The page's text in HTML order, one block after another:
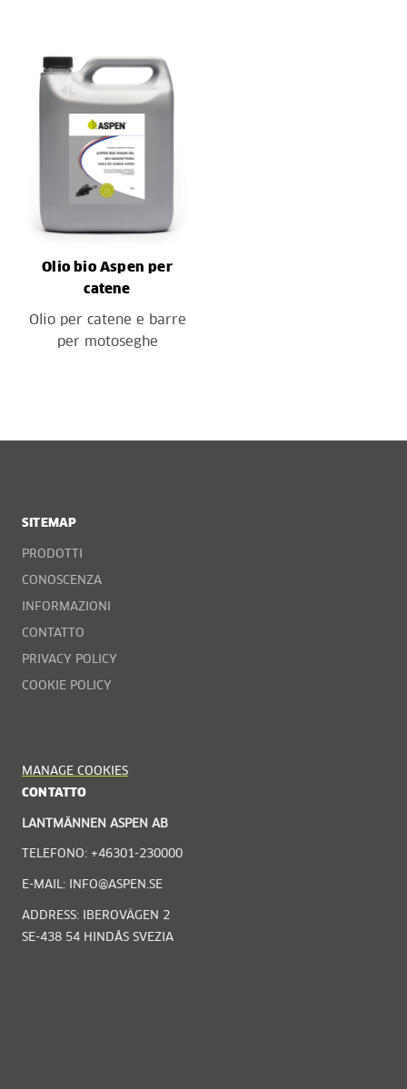
Olio bio Aspen per
catene
Olio per catene e barre
per motoseghe
SITEMAP
PRODOTTI
CONOSCENZA
INFORMAZIONI
CONTATTO
PRIVACY POLICY
COOKIE POLICY
MANAGE COOKIES
CONTATTO
LANTMÄNNEN ASPEN AB
TELEFONO: +46301-230000
E-MAIL: INFO@ASPEN.SE
ADDRESS: IBEROVÄGEN 2
SE-438 54 HINDÅS SVEZIA